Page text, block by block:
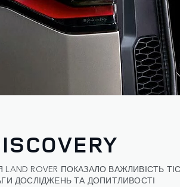
ROVER ПОКАЗАЛО ВАЖЛИВІСТЬ
ДОСЛІДЖЕНЬ ТА ДОПИТЛИВОСТІ